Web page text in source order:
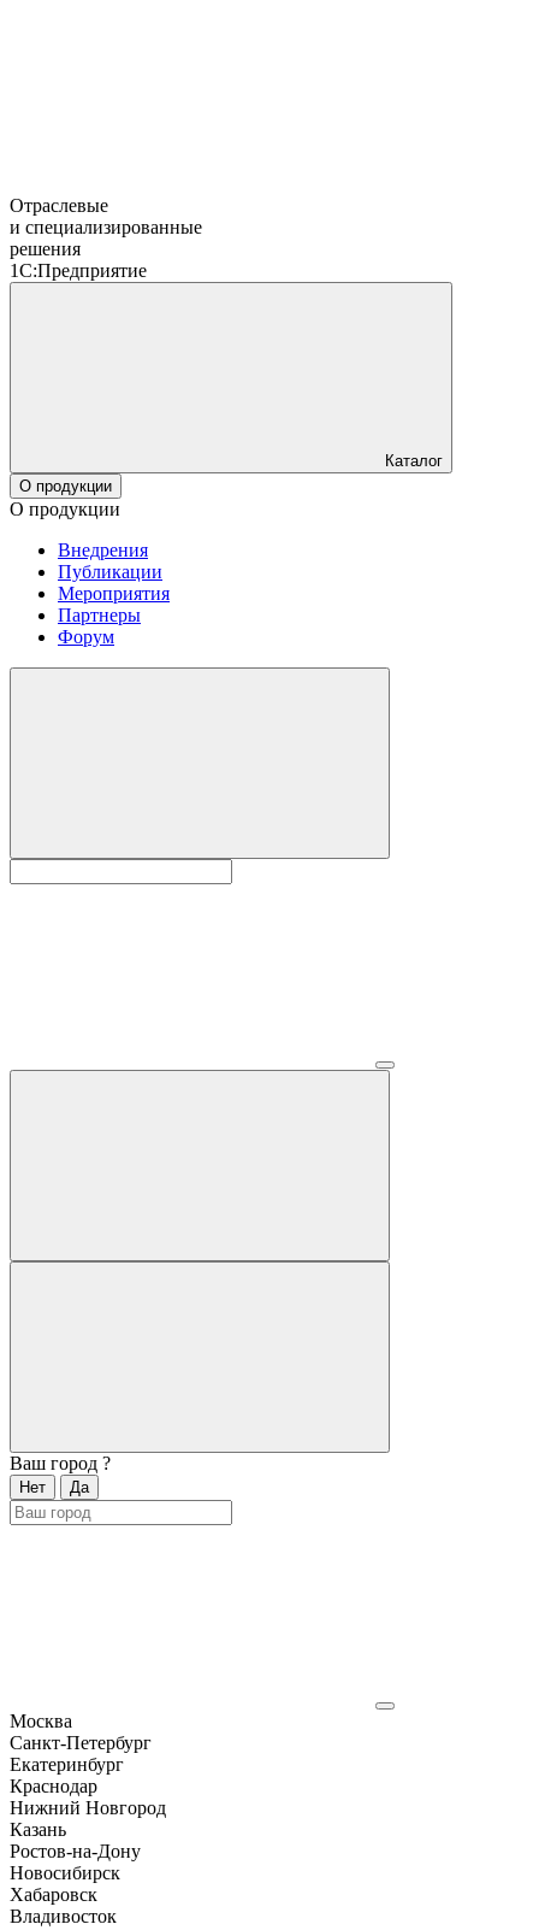
Отраслевые
и специализированные
решения
1С:Предприятие
Каталог
О продукции
О продукции
Внедрения
Публикации
Мероприятия
Партнеры
Форум
Ваш город ?
Нет Да
Москва
Санкт-Петербург
Екатеринбург
Краснодар
Нижний Новгород
Казань
Ростов-на-Дону
Новосибирск
Хабаровск
Владивосток